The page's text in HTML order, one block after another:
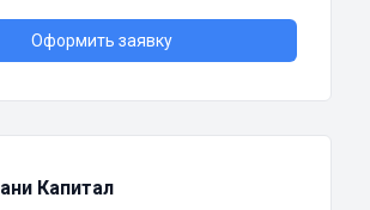
Оформить заявку
Капитал